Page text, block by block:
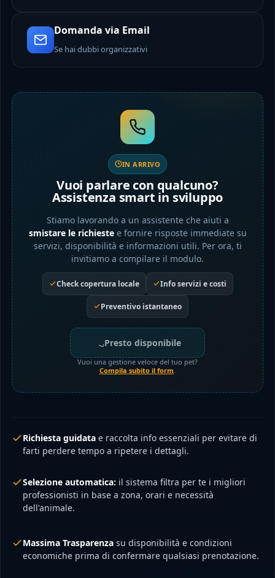
Domanda via Email
Se hai dubbi organizzativi
IN ARRIVO
Vuoi parlare con qualcuno?
Assistenza smart in sviluppo
Stiamo lavorando a un assistente che aiuti a
smistare le richiestee fornire risposte immediate su
servizi, disponibilità e informazioni utili. Per ora, ti
invitiamo a compilare il modulo.
Check copertura locale Info servizi e costi
Preventivo istantaneo
Presto disponibile
Vuoi una gestione veloce del tuo pet?
Compila subito il form
Richiesta guidata e raccolta info essenziali per evitare di
farti perdere tempo a ripetere i dettagli.
Selezione automatica: il sistema filtra per te i migliori
professionisti in base a zona, orari e necessità
dell'animale.
Massima Trasparenza su disponibilità e condizioni
economiche prima di confermare qualsiasi prenotazione.